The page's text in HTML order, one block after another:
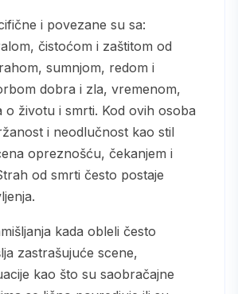
čistoćom i zaštitom od
sumnjom, redom i
dobra i zla, vremenom,
o životu i smrti. Kod ovih osoba
i neodlučnost kao stil
opreznošću, čekanjem i
od smrti često postaje
zastrašujuće scene,
kao što su saobračajne